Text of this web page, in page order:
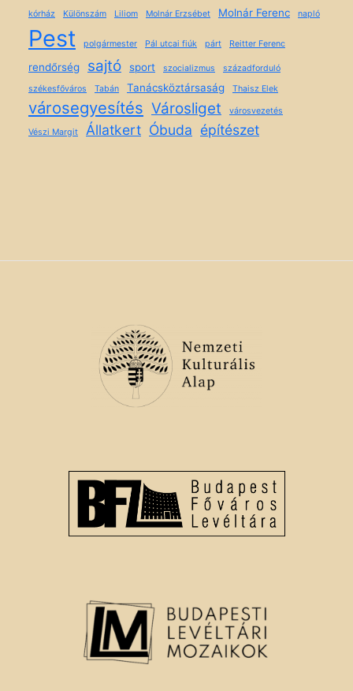
kórház Különszám Liliom Molnár Erzsébet Molnár Ferenc napló
Pest polgármester Pál utcai fiúk párt Reitter Ferenc
rendőrség sajtó sport szocializmus
századforduló
székesfőváros
Tabán Tanácsköztársaság Thaisz Elek
városegyesítés Városliget városvezetés
Vészi Margit Állatkert Óbuda építészet